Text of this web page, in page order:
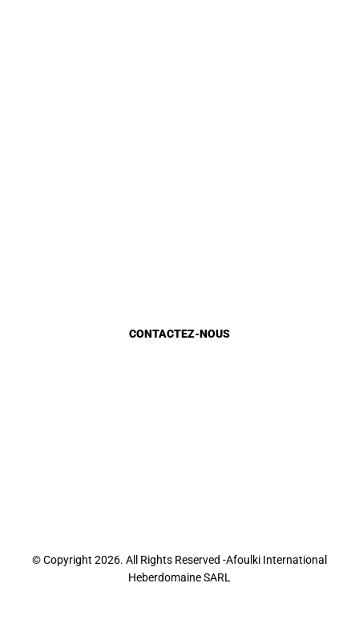
CONTACTEZ-NOUS
© Copyright 2026. All Rights Reserved -Afoulki International
Heberdomaine SARL